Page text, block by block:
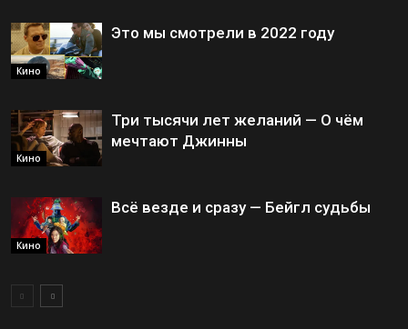
Кино
Это мы смотрели в 2022 году
Кино
Три тысячи лет желаний — О чём
мечтают Джинны
Кино
Всё везде и сразу — Бейгл судьбы